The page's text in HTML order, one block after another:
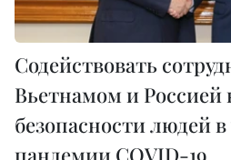
Содействовать
Вьетнамом и Россией
безопасности людей
пандемии COVID-19